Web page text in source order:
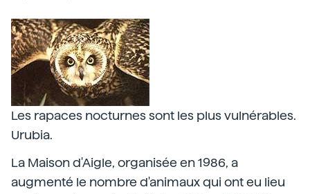
Les rapaces nocturnes sont les plus vulnérables.
Urubia.
La Maison d'Aigle, organisée en 1986, a
augmenté le nombre d'animaux qui ont eu lieu